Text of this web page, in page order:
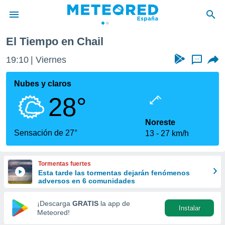
de
por
que se
calidad.
a este
las
y
forma
digital
basada
El Tiempo en Chail
19:10 Viernes ...
Nubes y claros
28°
Sensación de 27°
Noreste
13
27 km/h
Tormentas fuertes
Esta tarde las tormentas dejarán fenómenos
adversos en 6 comunidades
¡Descarga GRATIS la app de
Meteored!
Instalar